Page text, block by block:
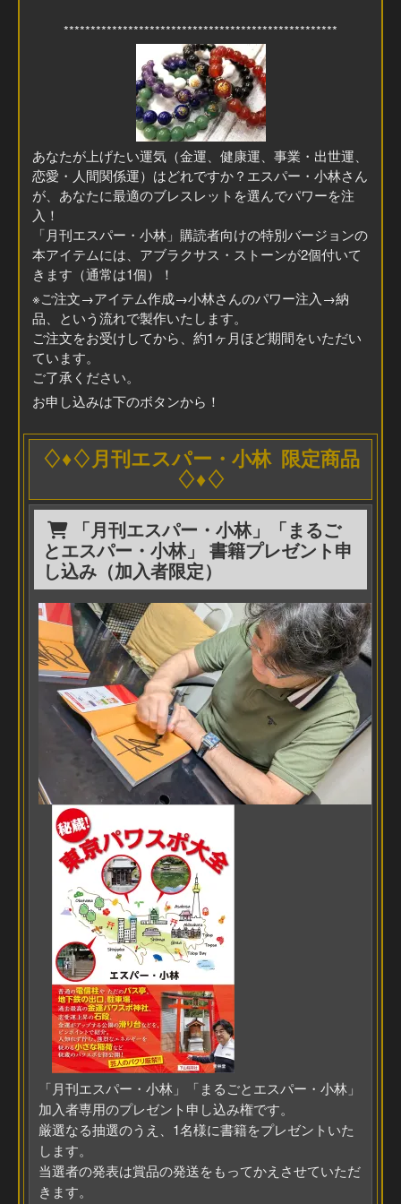
***************************************************
あなたが上げたい運気（金運、健康運、事業・出世運、
恋愛・人間関係運）はどれですか？エスパー・小林さん
が、あなたに最適のブレスレットを選んでパワーを注
入！
「月刊エスパー・小林」購読者向けの特別バージョンの
本アイテムには、アブラクサス・ストーンが2個付いて
きます（通常は1個）！
※ご注文→アイテム作成→小林さんのパワー注入→納
品、という流れで製作いたします。
ご注文をお受けしてから、約1ヶ月ほど期間をいただい
ています。
ご了承ください。
お申し込みは下のボタンから！
♢♦♢月刊エスパー・小林 限定商品
♢♦♢
「月刊エスパー・小林」「まるご
とエスパー・小林」 書籍プレゼント申
し込み（加入者限定）
「月刊エスパー・小林」「まるごとエスパー・小林」
加入者専用のプレゼント申し込み権です。
厳選なる抽選のうえ、1名様に書籍をプレゼントいた
します。
当選者の発表は賞品の発送をもってかえさせていただ
きます。